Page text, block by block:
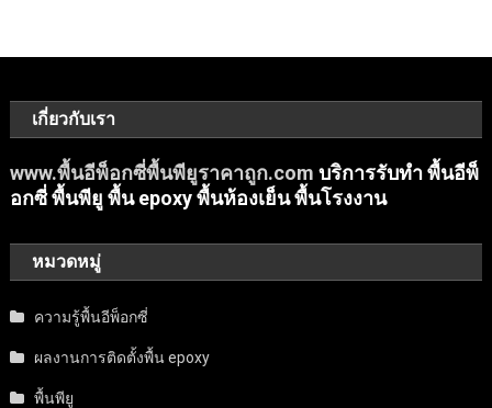
เกี่ยวกับเรา
www.พื้นอีพ็อกซี่พื้นพียูราคาถูก.com บริการรับทำ พื้นอีพ็
อกซี่ พื้นพียู พื้น epoxy พื้นห้องเย็น พื้นโรงงาน
หมวดหมู่
ความรู้พื้นอีพ็อกซี่
ผลงานการติดตั้งพื้น epoxy
พื้นพียู